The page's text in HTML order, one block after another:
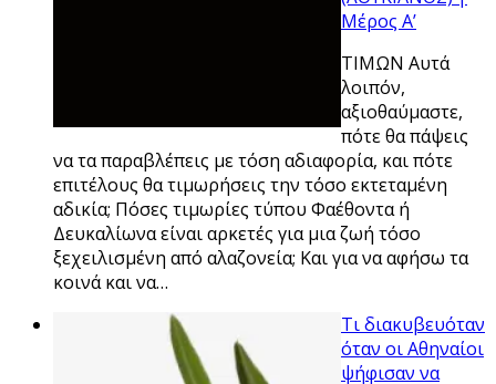
Μέρος Α’
ΤΙΜΩΝ Αυτά
λοιπόν,
αξιοθαύμαστε,
πότε θα πάψεις
να τα παραβλέπεις με τόση αδιαφορία, και πότε
επιτέλους θα τιμωρήσεις την τόσο εκτεταμένη
αδικία; Πόσες τιμωρίες τύπου Φαέθοντα ή
Δευκαλίωνα είναι αρκετές για μια ζωή τόσο
ξεχειλισμένη από αλαζονεία; Και για να αφήσω τα
κοινά και να…
Τι διακυβευόταν
όταν οι Αθηναίοι
ψήφισαν να